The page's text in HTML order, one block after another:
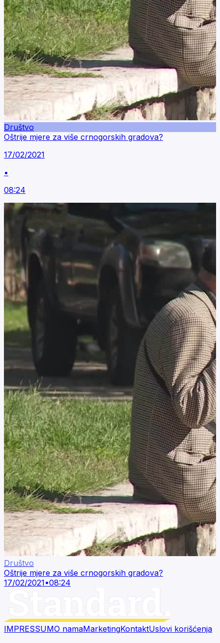
Društvo
Oštrije mjere za više crnogorskih gradova?
17/02/2021
•
08:24
Društvo
Oštrije mjere za više crnogorskih gradova?
17/02/2021•08:24
IMPRESSUMO namaMarketingKontaktUslovi korišćenja